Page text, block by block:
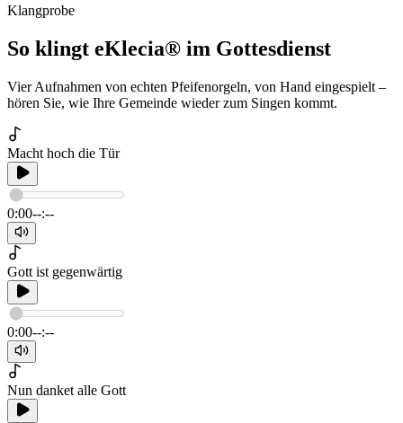
Klangprobe
So klingt eKlecia® im Gottesdienst
Vier Aufnahmen von echten Pfeifenorgeln, von Hand eingespielt –
hören Sie, wie Ihre Gemeinde wieder zum Singen kommt.
Macht hoch die Tür
0:00--:--
Gott ist gegenwärtig
0:00--:--
Nun danket alle Gott